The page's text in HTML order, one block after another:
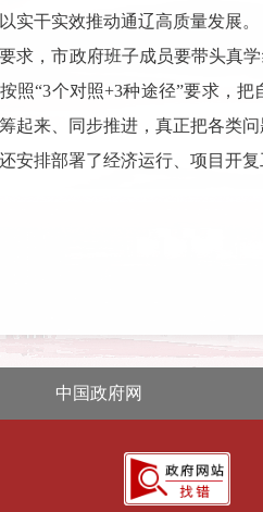
实干实效推动通辽高质量发展。
求，市政府班子成员要带头真
照“3个对照+3种途径”要求，
起来、同步推进，真正把各类问
安排部署了经济运行、项目开
中国政府网